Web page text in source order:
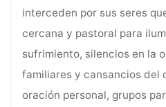
interceden por sus seres
cercana y pastoral para
sufrimiento, silencios en la
familiares y cansancios del
oración personal, grupos